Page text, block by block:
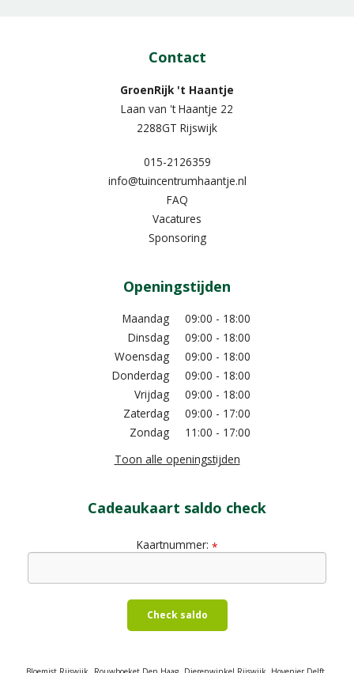
Contact
GroenRijk 't Haantje
Laan van 't Haantje 22
2288GT Rijswijk
015-2126359
info@tuincentrumhaantje.nl
FAQ
Vacatures
Sponsoring
Openingstijden
Maandag
09:00 - 18:00
Dinsdag
09:00 - 18:00
Woensdag
09:00 - 18:00
Donderdag
09:00 - 18:00
Vrijdag
09:00 - 18:00
Zaterdag
09:00 - 17:00
Zondag
11:00 - 17:00
Toon alle openingstijden
Cadeaukaart saldo check
Kaartnummer: *
Check saldo